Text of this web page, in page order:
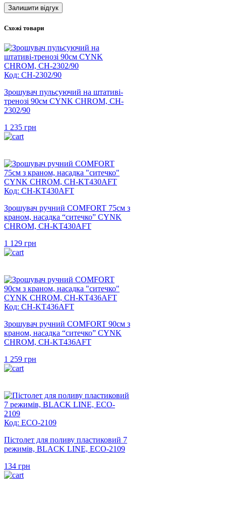
Схожі товари
Код: CH-2302/90
Зрошувач пульсуючий на штативі-
тренозі 90см CYNK CHROM, CH-
2302/90
1 235 грн
Код: CH-KT430AFT
Зрошувач ручний COMFORT 75см з
краном, насадка “ситечко” CYNK
CHROM, CH-KT430AFT
1 129 грн
Код: CH-KT436AFT
Зрошувач ручний COMFORT 90см з
краном, насадка “ситечко” CYNK
CHROM, CH-KT436AFT
1 259 грн
Код: ECO-2109
Пістолет для поливу пластиковий 7
режимів, BLACK LINE, ECO-2109
134 грн